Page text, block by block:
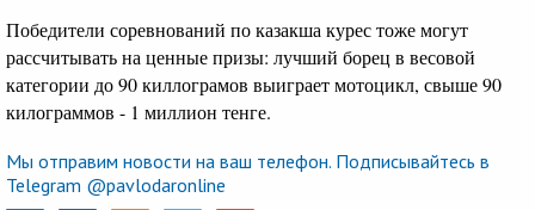
Победители соревнований по казакша курес тоже могут
рассчитывать на ценные призы: лучший борец в весовой
категории до 90 киллограмов выиграет мотоцикл, свыше 90
килограммов - 1 миллион тенге.
Мы отправим новости на ваш телефон. Подписывайтесь в
Telegram @pavlodaronline